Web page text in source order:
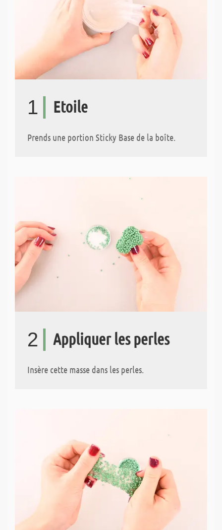
1 Etoile
Prends une portion Sticky Base de la boîte.
2 Appliquer les perles
Insère cette masse dans les perles.